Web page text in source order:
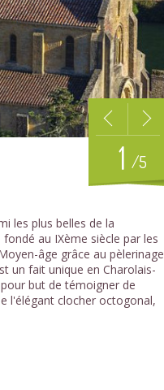
1 /5
les plus belles de la
au IXème siècle par les
âge grâce au pèlerinage
un fait unique en Charolais-
but de témoigner de
l'élégant clocher octogonal,